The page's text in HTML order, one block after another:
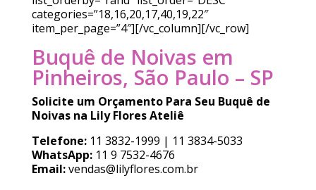
categories=”18,16,20,17,40,19,22″
item_per_page=”4″][/vc_column][/vc_row]
Buquê de Noivas em
Pinheiros, São Paulo – SP
Solicite um Orçamento Para Seu Buquê de
Noivas na Lily Flores Ateliê
Telefone:11 3832-1999 | 11 3834-5033
WhatsApp:11 9 7532-4676
Email:vendas@lilyflores.com.br